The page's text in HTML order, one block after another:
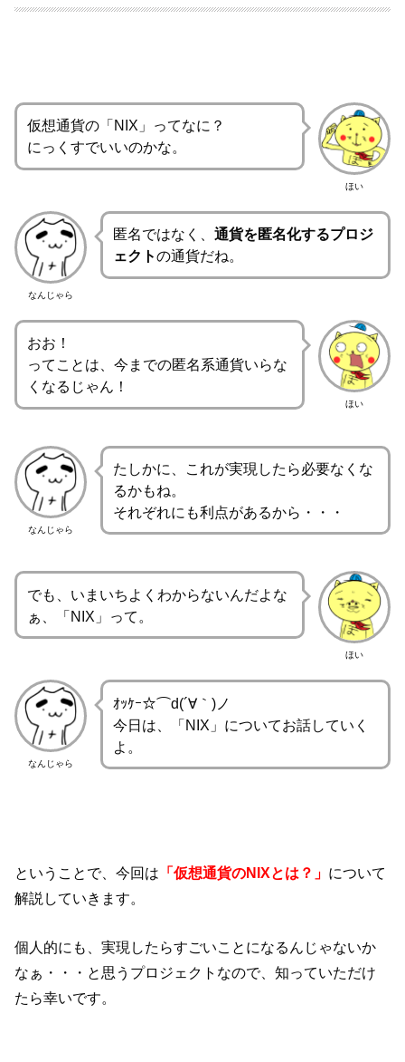
ほい
仮想通貨の「NIX」ってなに？
にっくすでいいのかな。
なんじゃら
匿名ではなく、 通貨を匿名化するプロジ
ェクトの通貨だね。
ほい
おお！
ってことは、今までの匿名系通貨いらな
くなるじゃん！
なんじゃら
たしかに、これが実現したら必要なくな
るかもね。
それぞれにも利点があるから・・・
ほい
でも、いまいちよくわからないんだよな
ぁ、「NIX」って。
なんじゃら
ｵｯｹｰ☆⌒d(´∀｀)ノ
今日は、「NIX」についてお話していく
よ。
ということで、今回は 「仮想通貨のNIXとは？」 について
解説していきます。
個人的にも、実現したらすごいことになるんじゃないか
なぁ・・・と思うプロジェクトなので、知っていただけ
たら幸いです。